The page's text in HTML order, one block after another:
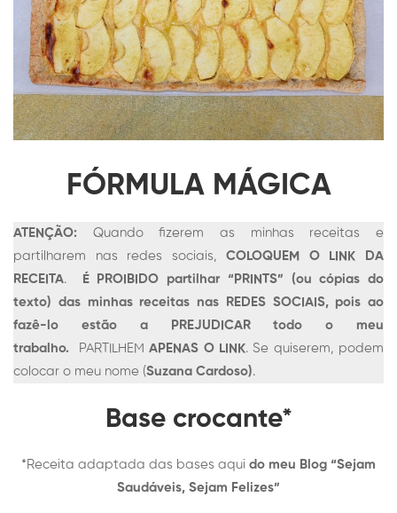
FÓRMULA MÁGICA
ATENÇÃO: Quando fizerem as minhas receitas e
partilharem nas redes sociais, COLOQUEM O LINK DA
RECEITA.
É PROIBIDO partilhar “PRINTS” (ou cópias do
texto) das minhas receitas nas REDES SOCIAIS, pois ao
fazê-lo estão a PREJUDICAR todo o meu
trabalho.
PARTILHEMAPENAS O LINK. Se quiserem, podem
colocar o meu nome (Suzana Cardoso).
Base crocante*
*Receita adaptada das bases aqui do meu Blog “Sejam
Saudáveis, Sejam Felizes”